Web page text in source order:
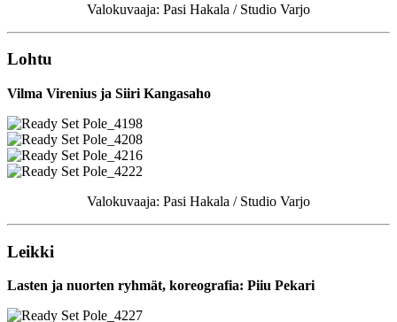
Valokuvaaja: Pasi Hakala / Studio Varjo
Lohtu
Vilma Virenius ja Siiri Kangasaho
Valokuvaaja: Pasi Hakala / Studio Varjo
Leikki
Lasten ja nuorten ryhmät, koreografia: Piiu Pekari